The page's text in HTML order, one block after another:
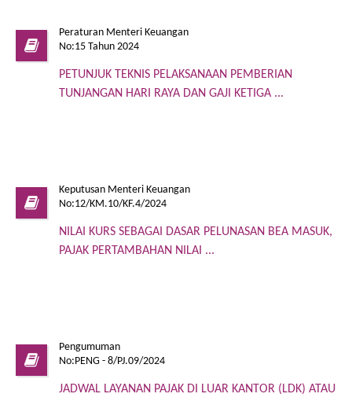
Peraturan Menteri Keuangan
No:15 Tahun 2024
PETUNJUK TEKNIS PELAKSANAAN PEMBERIAN
TUNJANGAN HARI RAYA DAN GAJI KETIGA ...
Keputusan Menteri Keuangan
No:12/KM.10/KF.4/2024
NILAI KURS SEBAGAI DASAR PELUNASAN BEA MASUK,
PAJAK PERTAMBAHAN NILAI ...
Pengumuman
No:PENG - 8/PJ.09/2024
JADWAL LAYANAN PAJAK DI LUAR KANTOR (LDK) ATAU